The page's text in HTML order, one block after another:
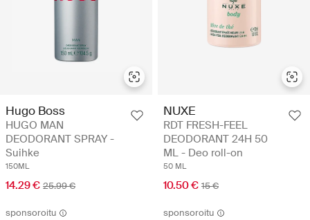
Hugo Boss
HUGO MAN
DEODORANT SPRAY -
Suihke
150ML
14.29 € 25.99 €
NUXE
RDT FRESH-FEEL
DEODORANT 24H 50
ML - Deo roll-on
50 ML
10.50 € 15 €
sponsoroitu sponsoroitu